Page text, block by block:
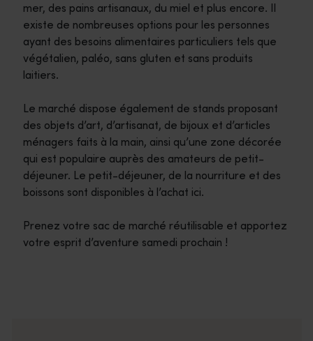
mer, des pains artisanaux, du miel et plus encore. Il
existe de nombreuses options pour les personnes
ayant des besoins alimentaires particuliers tels que
végétalien, paléo, sans gluten et sans produits
laitiers.
Le marché dispose également de stands proposant
des objets d’art, d’artisanat, de bijoux et d’articles
ménagers faits à la main, ainsi qu’une zone décorée
qui est populaire auprès des amateurs de petit-
déjeuner. Le petit-déjeuner, de la nourriture et des
boissons sont disponibles à l’achat ici.
Prenez votre sac de marché réutilisable et apportez
votre esprit d’aventure samedi prochain !